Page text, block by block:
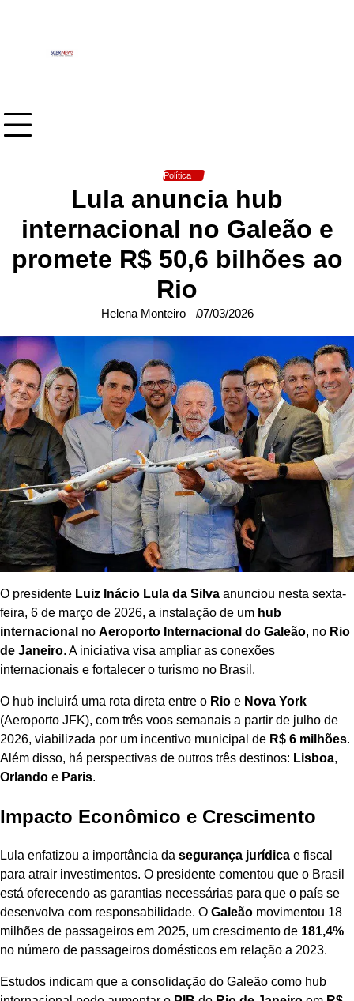
Política
Lula anuncia hub
internacional no Galeão e
promete R$ 50,6 bilhões ao
Rio
Helena Monteiro 07/03/2026
O presidente Luiz Inácio Lula da Silva anunciou nesta sexta-
feira, 6 de março de 2026, a instalação de um hub
internacional no Aeroporto Internacional do Galeão, no Rio
de Janeiro. A iniciativa visa ampliar as conexões
internacionais e fortalecer o turismo no Brasil.
O hub incluirá uma rota direta entre o Rio e Nova York
(Aeroporto JFK), com três voos semanais a partir de julho de
2026, viabilizada por um incentivo municipal de R$ 6 milhões.
Além disso, há perspectivas de outros três destinos: Lisboa,
Orlando e Paris.
Impacto Econômico e Crescimento
Lula enfatizou a importância da segurança jurídica e fiscal
para atrair investimentos. O presidente comentou que o Brasil
está oferecendo as garantias necessárias para que o país se
desenvolva com responsabilidade. O Galeão movimentou 18
milhões de passageiros em 2025, um crescimento de 181,4%
no número de passageiros domésticos em relação a 2023.
Estudos indicam que a consolidação do Galeão como hub